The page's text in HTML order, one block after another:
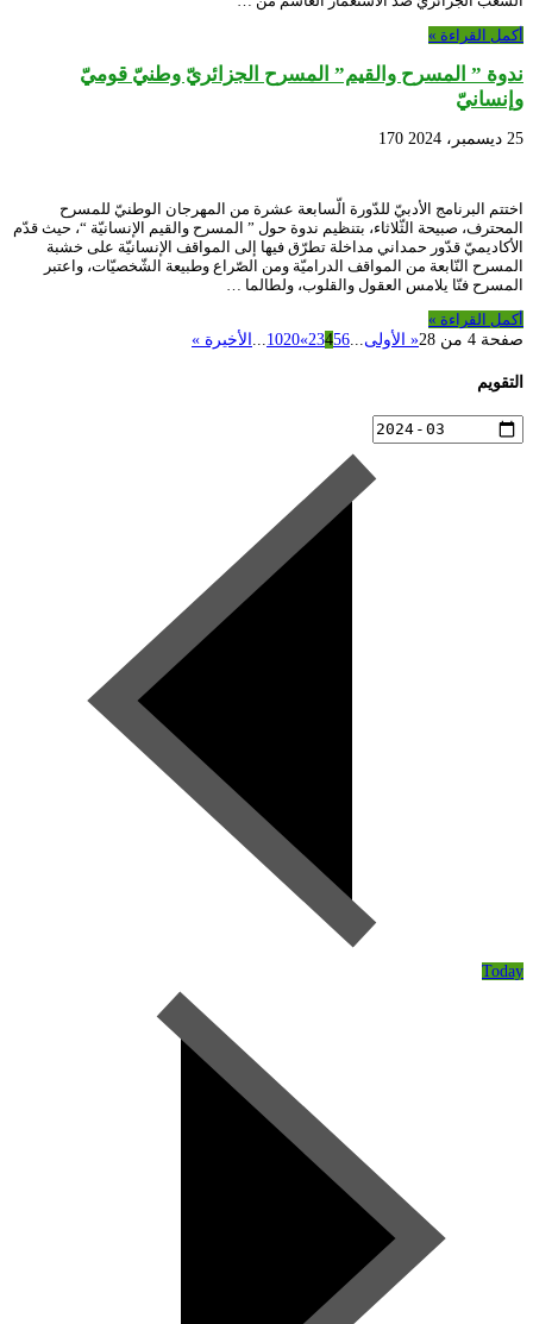
أكمل القراءة »
ندوة ” المسرح والقيم” المسرح الجزائريّ وطنيّ قوميّ
وإنسانيّ
25 ديسمبر، 2024 170
اختتم البرنامج الأدبيّ للدّورة الّسابعة عشرة من المهرجان الوطنيّ للمسرح
المحترف، صبيحة الثّلاثاء، بتنظيم ندوة حول ” المسرح والقيم الإنسانيّة “، حيث قدّم
الأكاديميّ قدّور حمداني مداخلة تطرّق فيها إلى المواقف الإنسانيّة على خشبة
المسرح النّابعة من المواقف الدراميّة ومن الصّراع وطبيعة الشّخصيّات، واعتبر
المسرح فنّا يلامس العقول والقلوب، ولطالما …
أكمل القراءة »
صفحة 4 من 28
« الأولى...
23456
»
1020
... الأخيرة »
التقويم
Today